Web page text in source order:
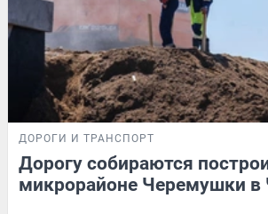
ДОРОГИ И ТРАНСПОРТ
Дорогу собираются
микрорайоне Черемушки в